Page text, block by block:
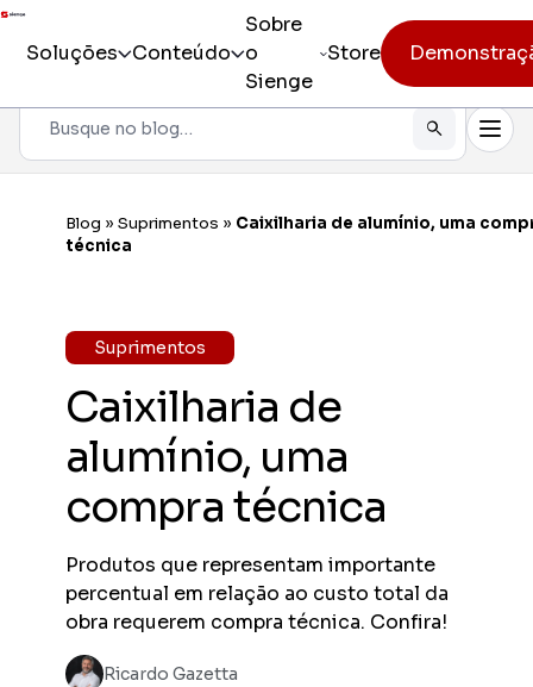
Soluções Conteúdo
Sobre
o
Sienge
Store
Todos os produtos
Incorporação
Obra
Pós-vendas
Pesquisar
Blog » Suprimentos » Caixilharia de alumínio, uma
técnica
Suprimentos
Caixilharia de
alumínio, uma
compra técnica
Produtos que representam importante
percentual em relação ao custo total da
obra requerem compra técnica. Confira!
Ricardo Gazetta